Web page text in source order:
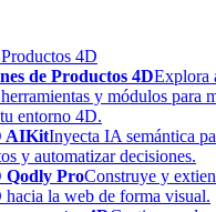
4D
de Productos 4DExplora
y módulos para
entorno 4D.
AIKitInyecta IA semántica
y automatizar decisiones.
Qodly ProConstruye y
hacia la web de forma visual.